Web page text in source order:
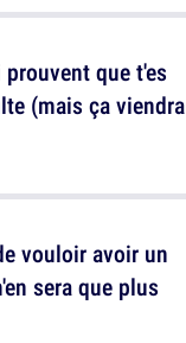
que t'es
(mais ça viendra
vouloir avoir un
sera que plus